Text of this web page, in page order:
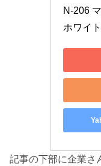
N-206
ホワイ
記事の下部に企業さ